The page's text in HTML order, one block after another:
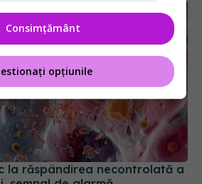
la răspândirea necontrolată a
semnal de alarmă
Consimțământ
opțiunile